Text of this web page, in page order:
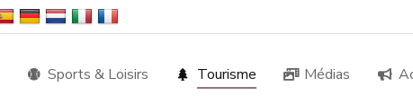
Sports & Loisirs Tourisme Médias